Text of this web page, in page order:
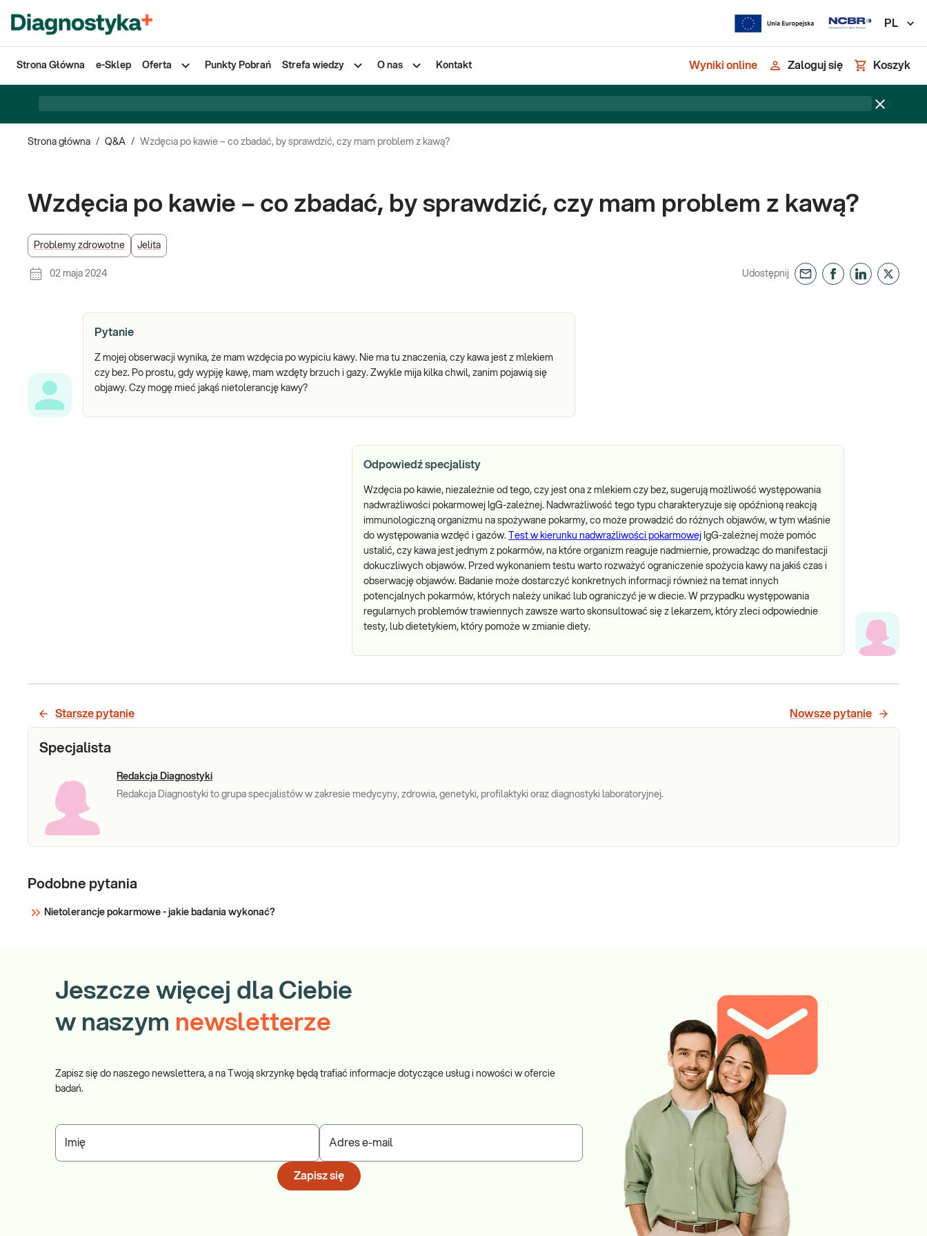
PL
Strona Główna e-Sklep Oferta Punkty Pobrań Strefa wiedzy O nas Kontakt Wyniki online Zaloguj się Koszyk
Strona główna / Q&A / Wzdęcia po kawie – co zbadać, by sprawdzić, czy mam problem z kawą?
Wzdęcia po kawie – co zbadać, by sprawdzić, czy mam problem z kawą?
Problemy zdrowotne Jelita
02 maja 2024 Udostępnij
Pytanie
Z mojej obserwacji wynika, że mam wzdęcia po wypiciu kawy. Nie ma tu znaczenia, czy kawa jest z mlekiem
czy bez. Po prostu, gdy wypiję kawę, mam wzdęty brzuch i gazy. Zwykle mija kilka chwil, zanim pojawią się
objawy. Czy mogę mieć jakąś nietolerancję kawy?
Odpowiedź specjalisty
Wzdęcia po kawie, niezależnie od tego, czy jest ona z mlekiem czy bez, sugerują możliwość występowania
nadwrażliwości pokarmowej IgG-zależnej. Nadwrażliwość tego typu charakteryzuje się opóźnioną reakcją
immunologiczną organizmu na spożywane pokarmy, co może prowadzić do różnych objawów, w tym właśnie
do występowania wzdęć i gazów.
Test w kierunku nadwrażliwości pokarmowej IgG-zależnej może pomóc
ustalić, czy kawa jest jednym z pokarmów, na które organizm reaguje nadmiernie, prowadząc do manifestacji
dokuczliwych objawów. Przed wykonaniem testu warto rozważyć ograniczenie spożycia kawy na jakiś czas i
obserwację objawów. Badanie może dostarczyć konkretnych informacji również na temat innych
potencjalnych pokarmów, których należy unikać lub ograniczyć je w diecie. W przypadku występowania
regularnych problemów trawiennych zawsze warto skonsultować się z lekarzem, który zleci odpowiednie
testy, lub dietetykiem, który pomoże w zmianie diety.
Starsze pytanie Nowsze pytanie
Specjalista
Redakcja Diagnostyki
Redakcja Diagnostyki to grupa specjalistów w zakresie medycyny, zdrowia, genetyki, profilaktyki oraz diagnostyki laboratoryjnej.
Podobne pytania
Nietolerancje pokarmowe - jakie badania wykonać?
Jeszcze więcej dla Ciebie
w naszym newsletterze
Zapisz się do naszego newslettera, a na Twoją skrzynkę będą trafiać informacje dotyczące usług i nowości w ofercie
badań.
Imię Adres e-mail
Zapisz się